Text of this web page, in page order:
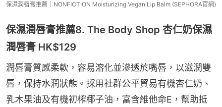
保濕潤唇膏推薦｜NONFICTION Moisturizing Vegan Lip Balm (SEPHORA官網)
保濕潤唇膏推薦8. The Body Shop 杏仁奶保濕
潤唇膏 HK$129
潤唇膏質感柔軟，容易溶化並滲透於嘴唇，以滋潤雙
唇，保持水潤狀態。採用社群公平貿易有機杏仁奶、
乳木果油及有機初榨椰子油，富含維他命E，幫助抵